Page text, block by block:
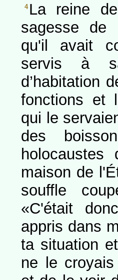
4 La reine
sagesse de
qu'il avait
servis à
d’habitation
fonctions et
qui le
des
maison de
souffle
«C'était
appris dans
ta situation
ne le